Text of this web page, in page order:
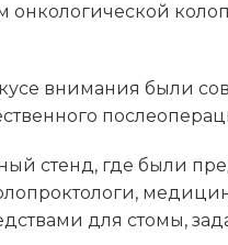
онкологической
внимания были
стенд, где были
для стомы,